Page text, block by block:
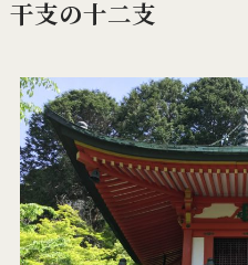
干支の十二支